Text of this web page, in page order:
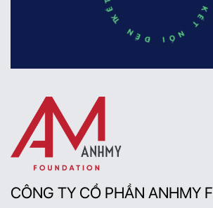
CÔNG TY CỔ PHẦN ANHMY